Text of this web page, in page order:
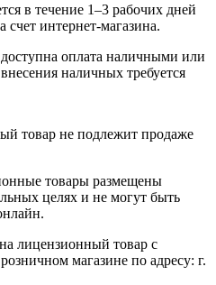
в течение 1–3 рабочих дней
счет интернет-магазина.
оплата наличными или
наличных требуется
товар не подлежит продаже
товары размещены
целях и не могут быть
лицензионный товар с
магазине по адресу: г.